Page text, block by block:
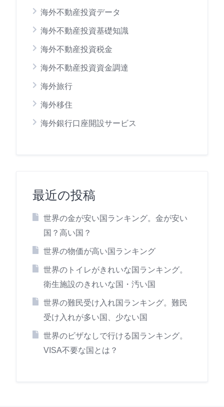
海外不動産投資データ
海外不動産投資基礎知識
海外不動産投資税金
海外不動産投資資金調達
海外旅行
海外移住
海外銀行口座開設サービス
最近の投稿
世界の金が安い国ランキング。金が安い
国？高い国？
世界の物価が高い国ランキング
世界のトイレがきれいな国ランキング。
衛生施設のきれいな国・汚い国
世界の難民受け入れ国ランキング。難民
受け入れが多い国、少ない国
世界のビザなしで行ける国ランキング。
VISA不要な国とは？